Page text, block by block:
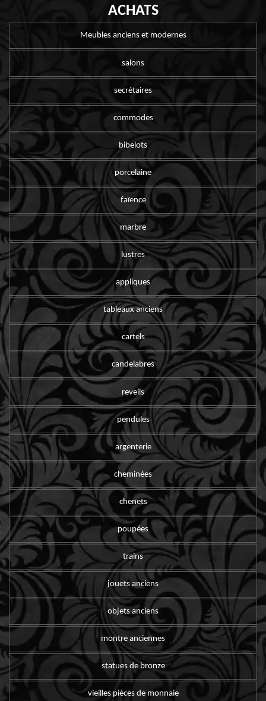
ACHATS
Meubles anciens et modernes
salons
secrétaires
commodes
bibelots
porcelaine
faïence
marbre
lustres
appliques
tableaux anciens
cartels
candelabres
reveils
pendules
argenterie
cheminées
chenets
poupées
trains
jouets anciens
objets anciens
montre anciennes
statues de bronze
vieilles pièces de monnaie